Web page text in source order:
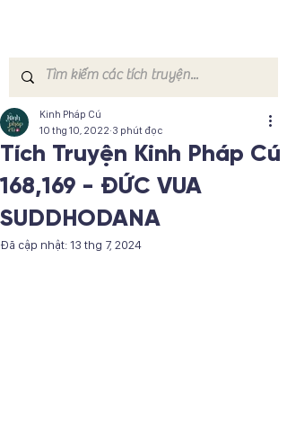
Tích Truyện Kinh Pháp Cú
168,169 - ĐỨC VUA
SUDDHODANA
Kinh Pháp Cú
10 thg 10, 2022 3 phút đọc
Đã cập nhật:13 thg 7, 2024